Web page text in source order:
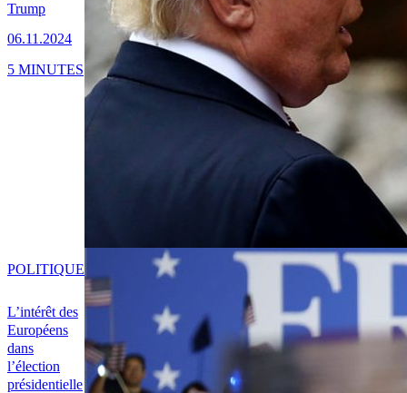
Trump
06.11.2024
5 MINUTES
L’intérêt des
Européens
dans
l’élection
présidentielle
POLITIQUE